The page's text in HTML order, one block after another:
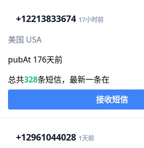
+12213833674 17小时前
美国 USA
pubAt 176天前
总共328条短信，最新一条在
接收短信
+12961044028 1天前